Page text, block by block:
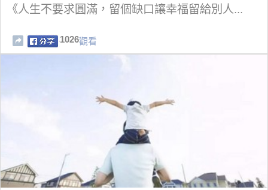
《人生不要求圓滿，留個缺口讓幸福留給別人...
1026觀看